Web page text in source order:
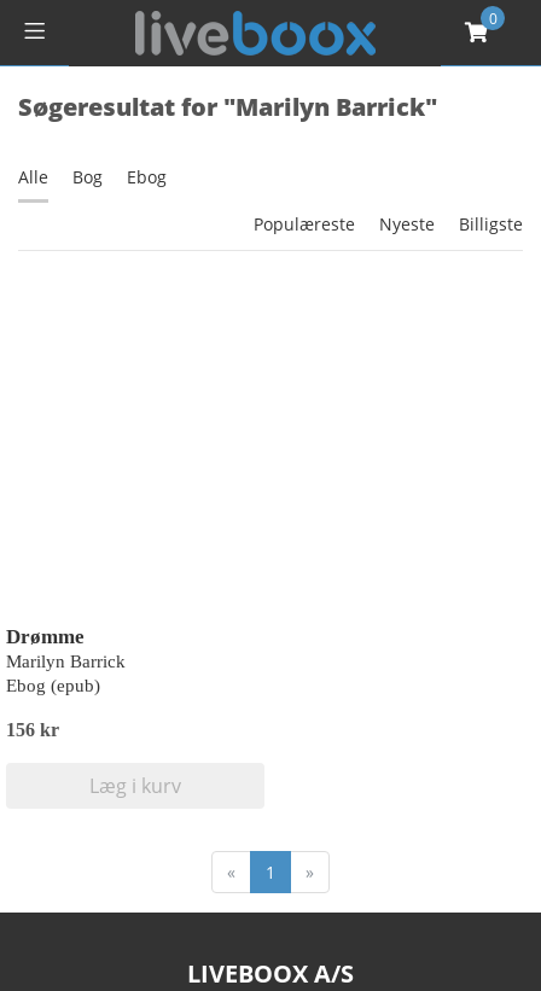
0
Søgeresultat for "Marilyn Barrick"
Alle Bog Ebog
Populæreste Nyeste Billigste
Drømme
Marilyn Barrick
Ebog (epub)
156 kr
Læg i kurv
« 1 »
LIVEBOOX A/S